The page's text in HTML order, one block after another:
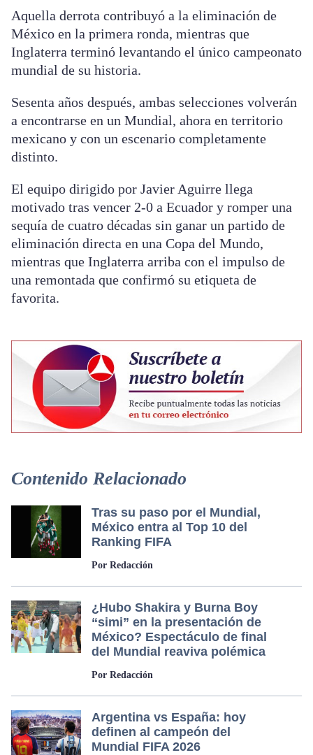
Aquella derrota contribuyó a la eliminación de
México en la primera ronda, mientras que
Inglaterra terminó levantando el único campeonato
mundial de su historia.
Sesenta años después, ambas selecciones volverán
a encontrarse en un Mundial, ahora en territorio
mexicano y con un escenario completamente
distinto.
El equipo dirigido por Javier Aguirre llega
motivado tras vencer 2-0 a Ecuador y romper una
sequía de cuatro décadas sin ganar un partido de
eliminación directa en una Copa del Mundo,
mientras que Inglaterra arriba con el impulso de
una remontada que confirmó su etiqueta de
favorita.
Contenido Relacionado
Tras su paso por el Mundial,
México entra al Top 10 del
Ranking FIFA
Por Redacción
¿Hubo Shakira y Burna Boy
“simi” en la presentación de
México? Espectáculo de final
del Mundial reaviva polémica
Por Redacción
Argentina vs España: hoy
definen al campeón del
Mundial FIFA 2026